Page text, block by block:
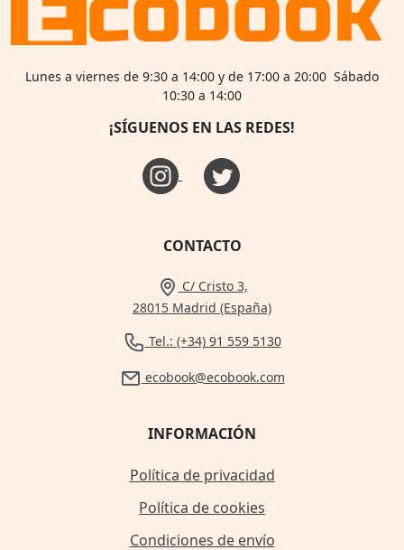
Lunes a viernes de 9:30 a 14:00 y de 17:00 a 20:00 Sábado
10:30 a 14:00
¡SÍGUENOS EN LAS REDES!
CONTACTO
C/ Cristo 3,
28015 Madrid (España)
Tel.: (+34) 91 559 5130
ecobook@ecobook.com
INFORMACIÓN
Política de privacidad
Política de cookies
Condiciones de envío